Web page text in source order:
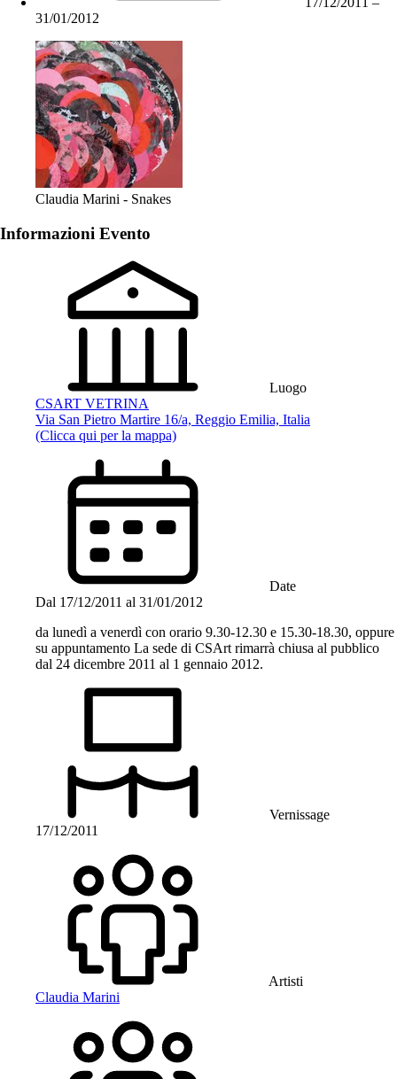
31/01/2012
Claudia Marini - Snakes
Informazioni Evento
Luogo
CSART VETRINA
Via San Pietro Martire 16/a, Reggio Emilia, Italia
(Clicca qui per la mappa)
Date
Dal 17/12/2011 al 31/01/2012
da lunedì a venerdì con orario 9.30-12.30 e 15.30-18.30, oppure
su appuntamento La sede di CSArt rimarrà chiusa al pubblico
dal 24 dicembre 2011 al 1 gennaio 2012.
Vernissage
17/12/2011
Artisti
Claudia Marini